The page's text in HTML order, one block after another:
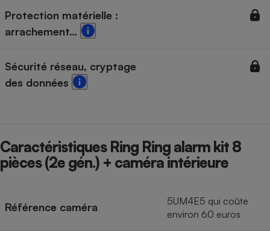
Protection matérielle :
arrachement…
Sécurité réseau, cryptage
des données
Caractéristiques Ring Ring alarm kit 8
pièces (2e gén.) + caméra intérieure
Référence caméra
5UM4E5 qui coûte
environ 60 euros